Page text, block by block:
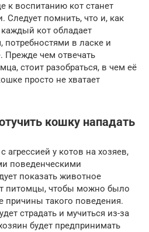
к воспитанию кот станет
помнить, что и, как
кот обладает
потребностями в ласке и
чем отвечать
стоит разобраться, в чем её
просто не хватает
кошку нападать
агрессией у котов на хозяев,
поведенческими
показать животное
питомцы, чтобы можно было
причины такого поведения.
страдать и мучиться из-за
будет предпринимать